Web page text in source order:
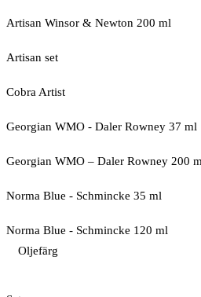
Artisan Winsor & Newton 200 ml
Artisan set
Cobra Artist
Georgian WMO - Daler Rowney 37 ml
Georgian WMO – Daler Rowney 200
Norma Blue - Schmincke 35 ml
Norma Blue - Schmincke 120 ml
Oljefärg